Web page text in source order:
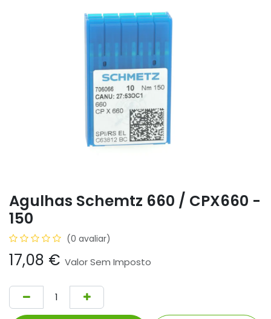
Agulhas Schemtz 660 / CPX660 -
150
(0 avaliar)
17,08 € Valor Sem Imposto